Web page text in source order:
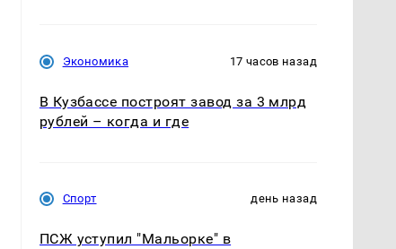
Экономика 17 часов назад
В Кузбассе построят завод за 3 млрд
рублей – когда и где
Спорт день назад
ПСЖ уступил "Мальорке" в